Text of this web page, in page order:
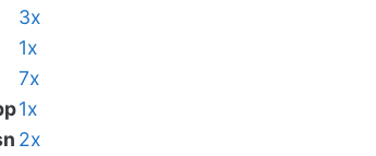
3x
1x
7x
1x
2x